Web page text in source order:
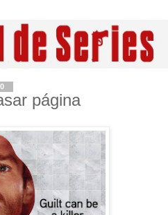
página